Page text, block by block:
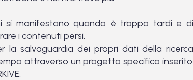
si manifestano quando è troppo tardi e
i contenuti persi.
la salvaguardia dei propri dati della
attraverso un progetto specifico